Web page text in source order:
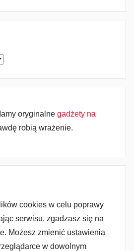
oryginalne gadżety na
robią wrażenie.
cookies w celu poprawy
serwisu, zgadzasz się na
Możesz zmienić ustawienia
w dowolnym